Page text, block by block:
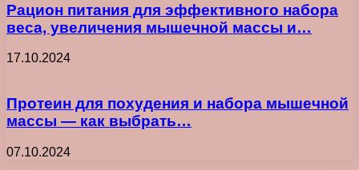
Рацион питания для эффективного набора
веса, увеличения мышечной массы и…
17.10.2024
Протеин для похудения и набора мышечной
массы — как выбрать…
07.10.2024